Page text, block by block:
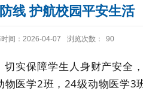
线 护航校园平安生活
间：2026-04-07 浏览次数： 90
保障学生人身财产安全
医学2班，24级动物医学